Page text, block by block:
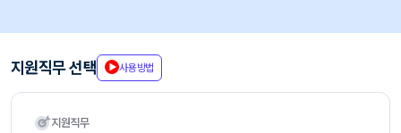
지원직무 선택 사용방법
지원직무